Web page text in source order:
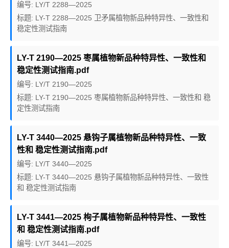
编号: LY/T 2288—2025
标题: LY-T 2288—2025 卫矛属植物新品种特异性、一致性和
稳定性测试指南
LY-T 2190—2025 枣属植物新品种特异性、一致性和
稳定性测试指南.pdf
编号: LY/T 2190—2025
标题: LY-T 2190—2025 枣属植物新品种特异性、一致性和 稳
定性测试指南
LY-T 3440—2025 悬钩子属植物新品种特异性、一致
性和 稳定性测试指南.pdf
编号: LY/T 3440—2025
标题: LY-T 3440—2025 悬钩子属植物新品种特异性、一致性
和 稳定性测试指南
LY-T 3441—2025 栒子属植物新品种特异性、一致性
和 稳定性测试指南.pdf
编号: LY/T 3441—2025